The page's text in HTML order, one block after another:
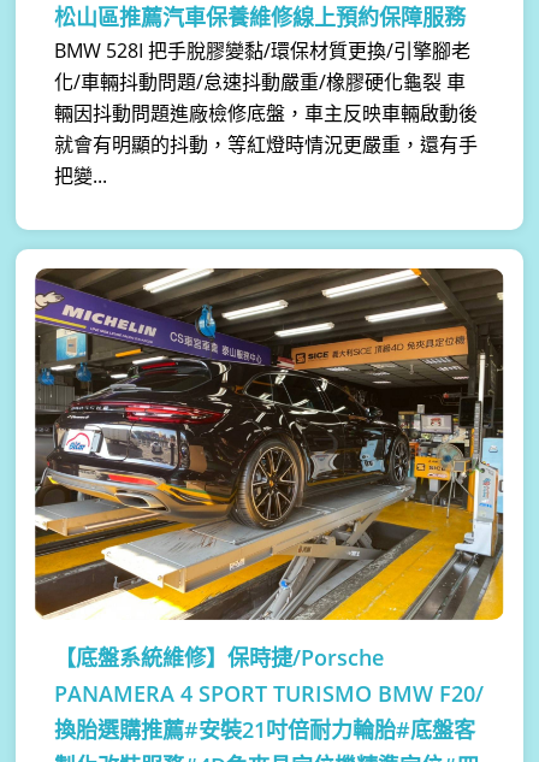
松山區推薦汽車保養維修線上預約保障服務
BMW 528I 把手脫膠變黏/環保材質更換/引擎腳老
化/車輛抖動問題/怠速抖動嚴重/橡膠硬化龜裂 車
輛因抖動問題進廠檢修底盤，車主反映車輛啟動後
就會有明顯的抖動，等紅燈時情況更嚴重，還有手
把變...
【底盤系統維修】保時捷/Porsche
PANAMERA 4 SPORT TURISMO BMW F20/
換胎選購推薦#安裝21吋倍耐力輪胎#底盤客